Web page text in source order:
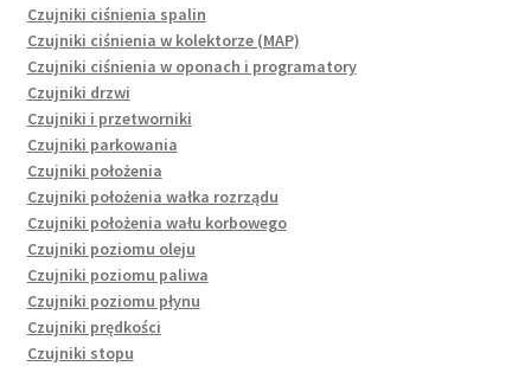
Czujniki ciśnienia spalin
Czujniki ciśnienia w kolektorze (MAP)
Czujniki ciśnienia w oponach i programatory
Czujniki drzwi
Czujniki i przetworniki
Czujniki parkowania
Czujniki położenia
Czujniki położenia wałka rozrządu
Czujniki położenia wału korbowego
Czujniki poziomu oleju
Czujniki poziomu paliwa
Czujniki poziomu płynu
Czujniki prędkości
Czujniki stopu